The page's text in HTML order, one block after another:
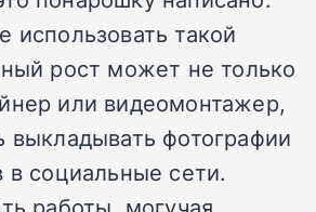
использовать такой
рост может не только
или видеомонтажер,
выкладывать фотографии
в социальные сети.